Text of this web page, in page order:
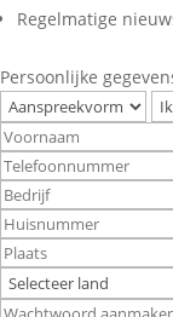
Regelmatige
Persoonlijke